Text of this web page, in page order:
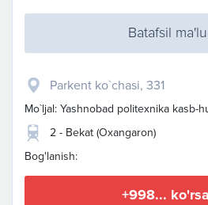
Batafsil
Parkent ko`chasi, 331
Mo`ljal: Yashnobad politexnika kasb-
2 - Bekat (Oxangaron)
Bog'lanish:
+998...